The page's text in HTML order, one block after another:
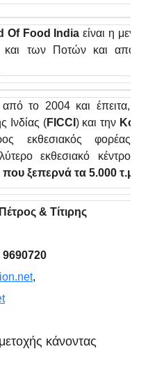
Of Food India είναι η
των Ποτών και
από το 2004 και έπειτα,
Ινδίας (FICCI ) και την
εκθεσιακός
εκθεσιακό κέντρο
ξεπερνά τα 5.000 τ.μ.
& Τίτιρης
9690720
,
κάνοντας